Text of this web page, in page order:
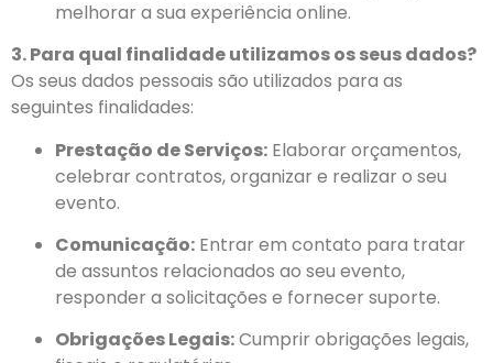
melhorar a sua experiência online.
3. Para qual finalidade utilizamos os seus dados?
Os seus dados pessoais são utilizados para as
seguintes finalidades:
Prestação de Serviços: Elaborar orçamentos,
celebrar contratos, organizar e realizar o seu
evento.
Comunicação: Entrar em contato para tratar
de assuntos relacionados ao seu evento,
responder a solicitações e fornecer suporte.
Obrigações Legais:Cumprir obrigações legais,